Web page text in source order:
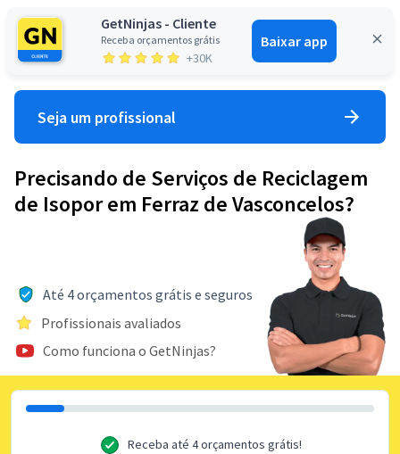
GetNinjas - Cliente
Receba orçamentos grátis
+30K
Baixar app
Entrar
Seja um profissional
Precisando de Serviços de Reciclagem
de Isopor em Ferraz de Vasconcelos?
Até 4 orçamentos grátis e seguros
Profissionais avaliados
Como funciona o GetNinjas?
Receba até 4 orçamentos grátis!